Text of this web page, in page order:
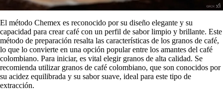
El método Chemex es reconocido por su diseño elegante y su
capacidad para crear café con un perfil de sabor limpio y brillante. Este
método de preparación resalta las características de los granos de café,
lo que lo convierte en una opción popular entre los amantes del café
colombiano. Para iniciar, es vital elegir granos de alta calidad. Se
recomienda utilizar granos de café colombiano, que son conocidos por
su acidez equilibrada y su sabor suave, ideal para este tipo de
extracción.